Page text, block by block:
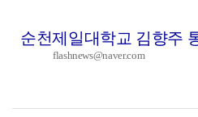
순천제일대학교 김향주
flashnews@naver.com